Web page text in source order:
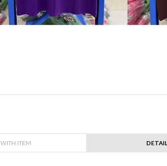
WITH ITEM DETAIL